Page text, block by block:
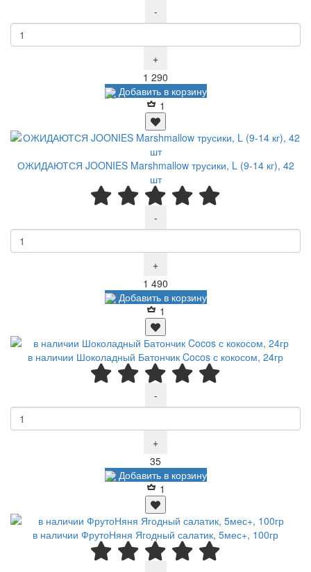
-
+
1 290
Добавить в корзину
1
ОЖИДАЮТСЯ JOONIES Marshmallow трусики, L (9-14 кг), 42
шт
-
+
1 490
Добавить в корзину
1
в наличии Шоколадный Батончик Cocos с кокосом, 24гр
-
+
35Р
Добавить в корзину
1
в наличии ФрутоНяня Ягодный салатик, 5мес+, 100гр